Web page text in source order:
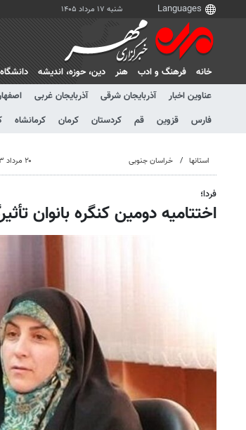
شنبه ۱۷ مرداد ۱۴۰۵
خانه فرهنگ و ادب هنر دين، حوزه، انديشه
عناوین اخبار
آذربایجان شرقی آذربایجان غربی
فارس
قزوین قم کردستان کرمان کرمانشاه
استانها خراسان جنوبی ۲۰ مرداد ۱۴۰۳، ۱۰:۴۲
فردا؛
اختتامیه دومین کنگره بانوان